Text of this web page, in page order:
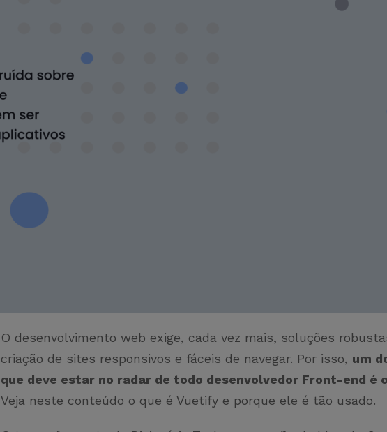
O desenvolvimento web exige, cada vez mais, soluções
criação de sites responsivos e fáceis de navegar. Por isso, um
que deve estar no radar de todo desenvolvedor Front-end é
Veja neste conteúdo o que é Vuetify e porque ele é tão usado.